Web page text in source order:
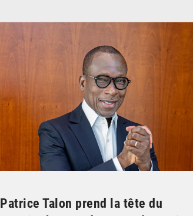
Patrice Talon prend la tête du